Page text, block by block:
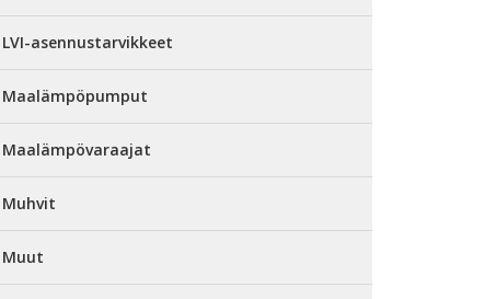
LVI-asennustarvikkeet
Maalämpöpumput
Maalämpövaraajat
Muhvit
Muut